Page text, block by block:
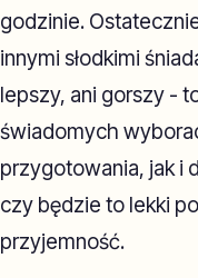
godzinie.
innymi słodkimi
lepszy, ani gorszy -
świadomych
przygotowania, jak i
czy będzie to lekki
przyjemność.